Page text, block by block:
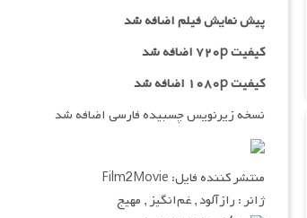
پیش نمایش فیلم اضافه شد
کیفیت ۷۲۰p اضافه شد
کیفیت ۱۰۸۰p اضافه شد
نسخه زیرنویس چسبیده فارسی اضافه شد
منتشر کننده فایل: Film2Movie
ژانر : رازآلود , غم‌انگیز , مهیج